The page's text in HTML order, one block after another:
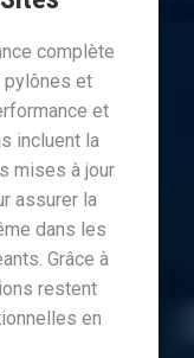
complète
pylônes et
et
incluent la
mises à jour
assurer la
dans les
Grâce à
restent
en